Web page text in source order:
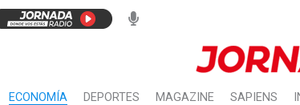
ECONOMÍA DEPORTES MAGAZINE SAPIENS